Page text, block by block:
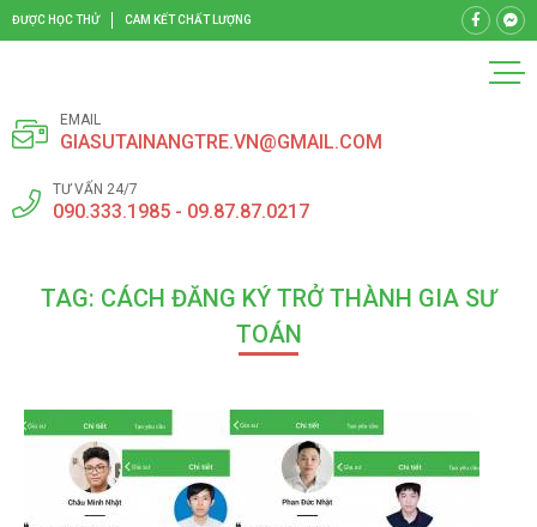
ĐƯỢC HỌC THỬ CAM KẾT CHẤT LƯỢNG
EMAIL
GIASUTAINANGTRE.VN@GMAIL.COM
TƯ VẤN 24/7
090.333.1985 - 09.87.87.0217
TAG: CÁCH ĐĂNG KÝ TRỞ THÀNH GIA SƯ
TOÁN